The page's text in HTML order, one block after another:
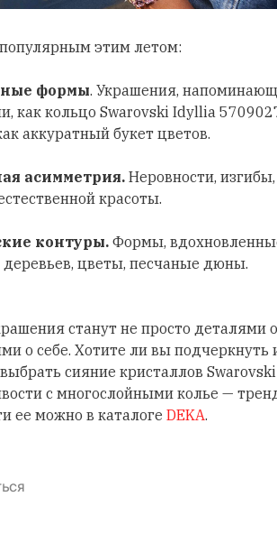
этим летом:
формы. Украшения,
как кольцо Swarovski Idyllia
аккуратный букет цветов.
асимметрия.Неровности,
красоты.
контуры. Формы,
деревьев, цветы, песчаные дюны.
станут не просто деталями
о себе. Хотите ли вы подчеркнуть
сияние кристаллов
с многослойными колье —
ее можно в каталоге DEKA.